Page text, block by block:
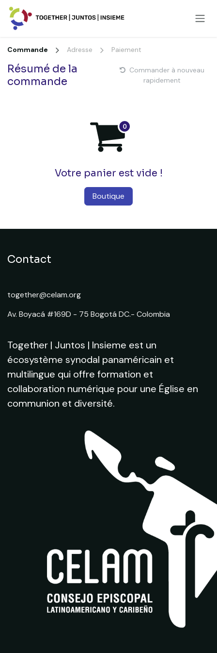
Se rendre au contenu
Commande Adresse Paiement
Résumé de la
commande
Commander à nouveau
rapidement
Votre panier est vide !
Boutique
Contact
together@celam.org
Av. Boyacá #169D - 75 Bogotá DC.- Colombia
Together | Juntos | Insieme est un
écosystème synodal panaméricain et
multilingue qui offre formation et
collaboration numérique pour une Église en
communion et diversité.